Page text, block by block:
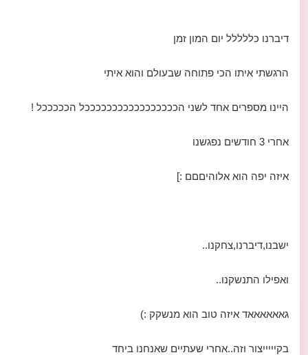
דיברנו כללללל יום המון זמן
הרגשתי איתו הכי פתוחה שבעולם והוא איתי
היינו מספרים אחד לשני הכככככככככככככככככל הכככככל !
אחרי 3 חודשים נפגשנו
איזה יפה הוא אלוהיםםם :]
ישבנו,דיברנו,צחקנו..
ואפילו התנשקנו..
גאאאאאאד איזה טוב הוא מנשקק :)
בקיייייצור וזה..אחרי שעתיים שאנחנו ביחד